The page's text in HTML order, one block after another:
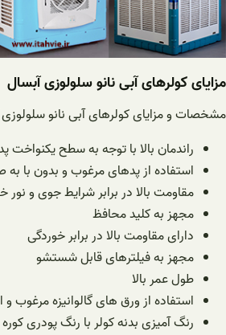
مزایای کولرهای آبی نانو سلولوزی آبسال
مشخصات و مزایای کولرهای آبی نانو سلولوزی
راندمان بالا با توجه به سطح یکنواخت
استفاده از پدهای مرغوب و بدون با به
مقاومت بالا در برابر شرایط جوی و نور
مجهز به کلید محافظ
دارای مقاومت بالا در برابر خوردگی
مجهز به فیلترهای قابل شستشو
طول عمر بالا
استفاده از ورق های گالوانیزه مرغوب
رنگ آمیزی بدنه کولر با رنگ پودری